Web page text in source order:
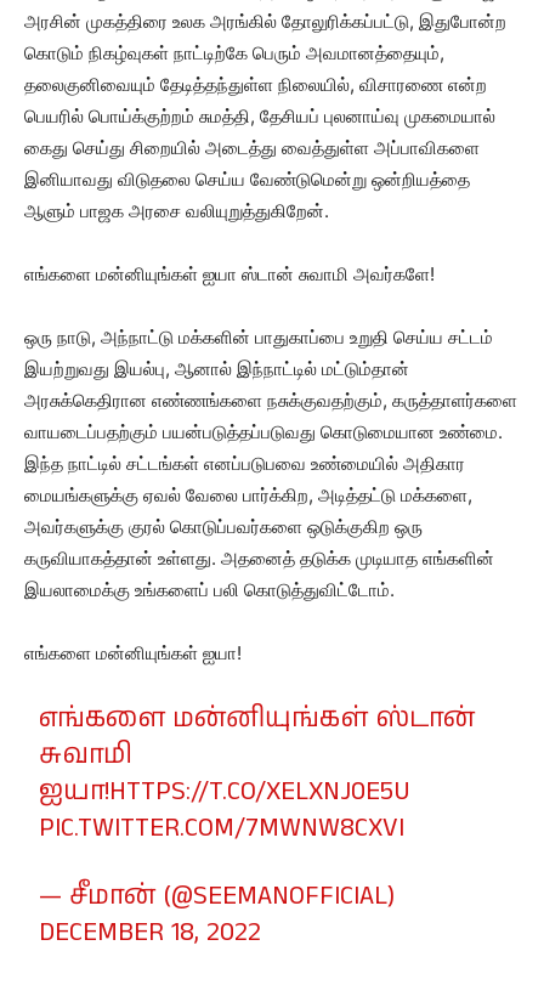
அரசின் முகத்திரை உலக அரங்கில் தோலுரிக்கப்பட்டு, இதுபோன்ற
கொடும் நிகழ்வுகள் நாட்டிற்கே பெரும் அவமானத்தையும்,
தலைகுனிவையும் தேடித்தந்துள்ள நிலையில், விசாரணை என்ற
பெயரில் பொய்க்குற்றம் சுமத்தி, தேசியப் புலனாய்வு முகமையால்
கைது செய்து சிறையில் அடைத்து வைத்துள்ள அப்பாவிகளை
இனியாவது விடுதலை செய்ய வேண்டுமென்று ஒன்றியத்தை
ஆளும் பாஜக அரசை வலியுறுத்துகிறேன்.
எங்களை மன்னியுங்கள் ஐயா ஸ்டான் சுவாமி அவர்களே!
ஒரு நாடு, அந்நாட்டு மக்களின் பாதுகாப்பை உறுதி செய்ய சட்டம்
இயற்றுவது இயல்பு, ஆனால் இந்நாட்டில் மட்டும்தான்
அரசுக்கெதிரான எண்ணங்களை நசுக்குவதற்கும், கருத்தாளர்களை
வாயடைப்பதற்கும் பயன்படுத்தப்படுவது கொடுமையான உண்மை.
இந்த நாட்டில் சட்டங்கள் எனப்படுபவை உண்மையில் அதிகார
மையங்களுக்கு ஏவல் வேலை பார்க்கிற, அடித்தட்டு மக்களை,
அவர்களுக்கு குரல் கொடுப்பவர்களை ஒடுக்குகிற ஒரு
கருவியாகத்தான் உள்ளது. அதனைத் தடுக்க முடியாத எங்களின்
இயலாமைக்கு உங்களைப் பலி கொடுத்துவிட்டோம்.
எங்களை மன்னியுங்கள் ஐயா!
எங்களை மன்னியுங்கள் ஸ்டான்
சுவாமி
ஐயா!HTTPS://T.CO/XELXNJ0E5U
PIC.TWITTER.COM/7MWNW8CXVI
— சீமான் (@SEEMANOFFICIAL)
DECEMBER 18, 2022